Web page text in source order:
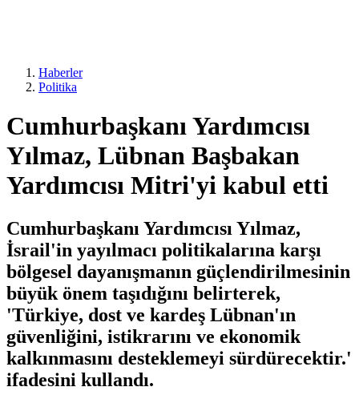
Haberler
Politika
Cumhurbaşkanı Yardımcısı
Yılmaz, Lübnan Başbakan
Yardımcısı Mitri'yi kabul etti
Cumhurbaşkanı Yardımcısı Yılmaz,
İsrail'in yayılmacı politikalarına karşı
bölgesel dayanışmanın güçlendirilmesinin
büyük önem taşıdığını belirterek,
'Türkiye, dost ve kardeş Lübnan'ın
güvenliğini, istikrarını ve ekonomik
kalkınmasını desteklemeyi sürdürecektir.'
ifadesini kullandı.